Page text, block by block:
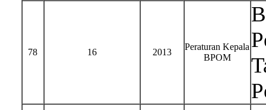
78 16 2013
Peraturan Kepala
BPOM